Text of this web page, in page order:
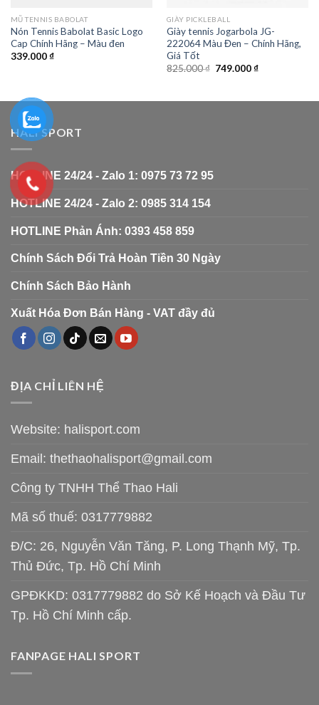
MŨ TENNIS BABOLAT
Nón Tennis Babolat Basic Logo
Cap Chính Hãng – Màu đen
339.000₫
GIÀY PICKLEBALL
Giày tennis Jogarbola JG-
222064 Màu Đen – Chính Hãng,
Giá Tốt
825.000₫ 749.000₫
HALI SPORT
HOTLINE 24/24 - Zalo 1: 0975 73 72 95
HOTLINE 24/24 - Zalo 2: 0985 314 154
HOTLINE Phản Ánh: 0393 458 859
Chính Sách Đổi Trả Hoàn Tiền 30 Ngày
Chính Sách Bảo Hành
Xuất Hóa Đơn Bán Hàng - VAT đầy đủ
ĐỊA CHỈ LIÊN HỆ
Website: halisport.com
Email: thethaohalisport@gmail.com
Công ty TNHH Thể Thao Hali
Mã số thuế: 0317779882
Đ/C: 26, Nguyễn Văn Tăng, P. Long Thạnh Mỹ, Tp.
Thủ Đức, Tp. Hồ Chí Minh
GPĐKKD: 0317779882 do Sở Kế Hoạch và Đầu Tư
Tp. Hồ Chí Minh cấp.
FANPAGE HALI SPORT